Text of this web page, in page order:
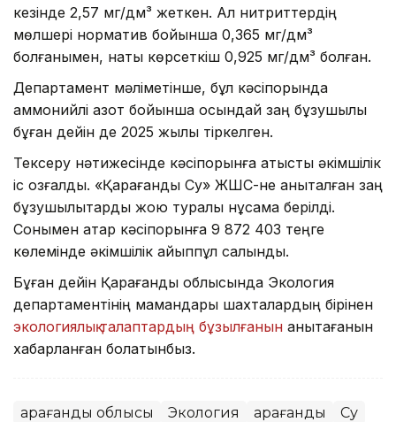
кезінде 2,57 мг/дм³ жеткен. Ал нитриттердің
мөлшері норматив бойынша 0,365 мг/дм³
болғанымен, нақты көрсеткіш 0,925 мг/дм³ болған.
Департамент мәліметінше, бұл кәсіпорында
аммонийлі азот бойынша осындай заң бұзушылық
бұған дейін де 2025 жылы тіркелген.
Тексеру нәтижесінде кәсіпорынға қатысты әкімшілік
іс қозғалды. «Қарағанды Су» ЖШС-не анықталған заң
бұзушылықтарды жою туралы нұсқама берілді.
Сонымен қатар кәсіпорынға 9 872 403 теңге
көлемінде әкімшілік айыппұл салынды.
Бұған дейін Қарағанды облысында Экология
департаментінің мамандары шахталардың бірінен
экологиялық талаптардың бұзылғанын анықтағанын
хабарланған болатынбыз.
Қарағанды облысы Экология Қарағанды Су